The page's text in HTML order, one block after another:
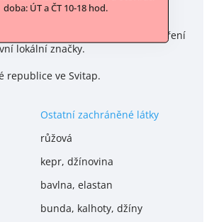
doba: ÚT a ČT 10-18 hod.
ze Žďáru nad Sázavou po uzavření
lokální značky.
republice ve Svitap.
Ostatní zachráněné látky
růžová
kepr, džínovina
bavlna, elastan
bunda, kalhoty, džíny